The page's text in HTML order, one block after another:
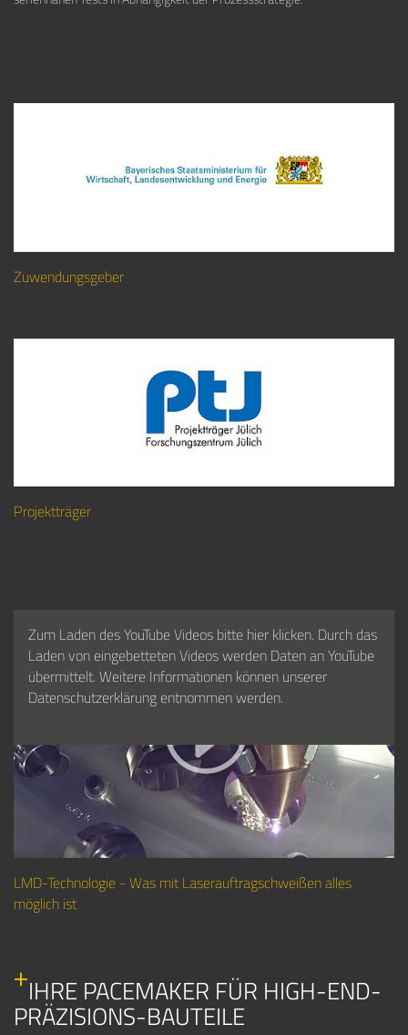
Zuwendungsgeber
Projektträger
Zum Laden des YouTube Videos bitte hier klicken. Durch das
Laden von eingebetteten Videos werden Daten an YouTube
übermittelt. Weitere Informationen können unserer
Datenschutzerklärung entnommen werden.
LMD-Technologie - Was mit Laserauftragschweißen alles
möglich ist
IHRE PACEMAKER FÜR HIGH-END-
PRÄZISIONS-BAUTEILE